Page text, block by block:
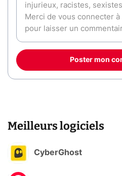
Poster mon
Meilleurs logiciels
CyberGhost